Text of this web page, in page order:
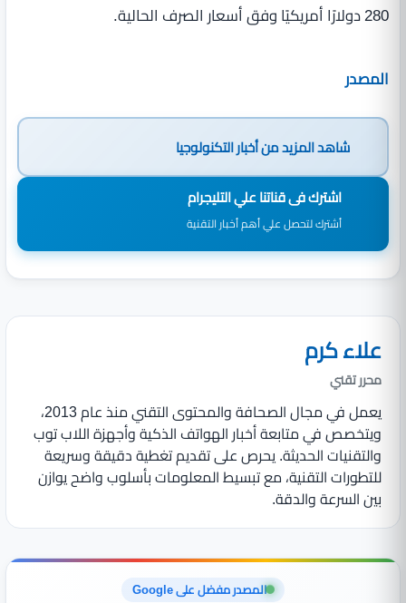
280 دولارًا أمريكيًا وفق أسعار الصرف الحالية.
المصدر
شاهد المزيد منأخبار التكنولوجيا
اشترك فى قناتنا علي التليجرام
أشترك لتحصل علي أهم أخبار التقنية
علاء كرم
محرر تقني
يعمل في مجال الصحافة والمحتوى التقني منذ عام 2013،
ويتخصص في متابعة أخبار الهواتف الذكية وأجهزة اللاب توب
والتقنيات الحديثة. يحرص على تقديم تغطية دقيقة وسريعة
للتطورات التقنية، مع تبسيط المعلومات بأسلوب واضح يوازن
بين السرعة والدقة.
المصدر مفضل على Google